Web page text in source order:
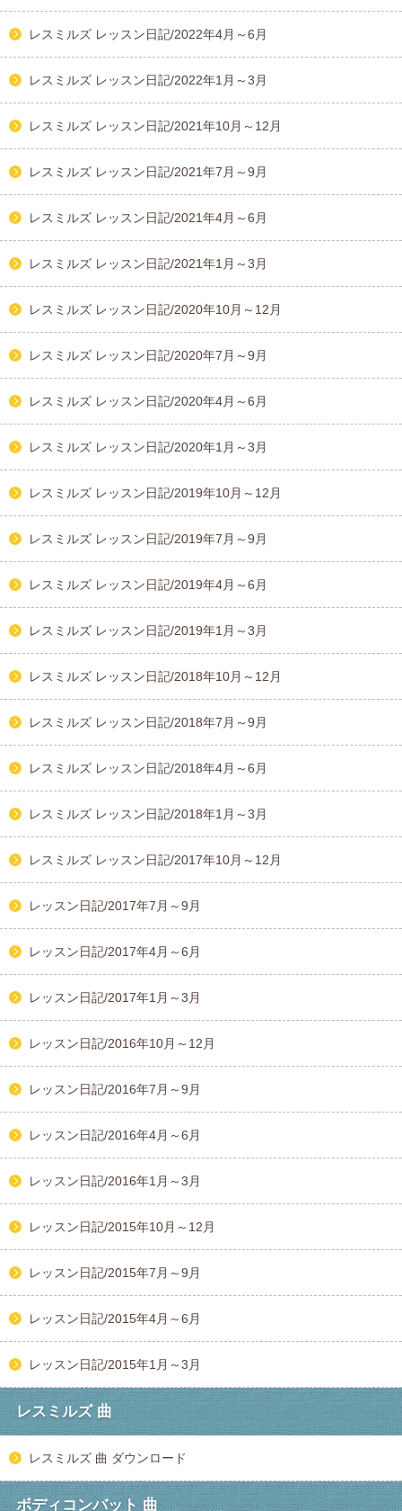
レスミルズ レッスン日記/2022年4月～6月
レスミルズ レッスン日記/2022年1月～3月
レスミルズ レッスン日記/2021年10月～12月
レスミルズ レッスン日記/2021年7月～9月
レスミルズ レッスン日記/2021年4月～6月
レスミルズ レッスン日記/2021年1月～3月
レスミルズ レッスン日記/2020年10月～12月
レスミルズ レッスン日記/2020年7月～9月
レスミルズ レッスン日記/2020年4月～6月
レスミルズ レッスン日記/2020年1月～3月
レスミルズ レッスン日記/2019年10月～12月
レスミルズ レッスン日記/2019年7月～9月
レスミルズ レッスン日記/2019年4月～6月
レスミルズ レッスン日記/2019年1月～3月
レスミルズ レッスン日記/2018年10月～12月
レスミルズ レッスン日記/2018年7月～9月
レスミルズ レッスン日記/2018年4月～6月
レスミルズ レッスン日記/2018年1月～3月
レスミルズ レッスン日記/2017年10月～12月
レッスン日記/2017年7月～9月
レッスン日記/2017年4月～6月
レッスン日記/2017年1月～3月
レッスン日記/2016年10月～12月
レッスン日記/2016年7月～9月
レッスン日記/2016年4月～6月
レッスン日記/2016年1月～3月
レッスン日記/2015年10月～12月
レッスン日記/2015年7月～9月
レッスン日記/2015年4月～6月
レッスン日記/2015年1月～3月
レスミルズ 曲
レスミルズ 曲 ダウンロード
ボディコンバット 曲